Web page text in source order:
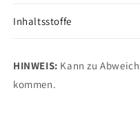
Inhaltsstoffe
HINWEIS: Kann zu
kommen.